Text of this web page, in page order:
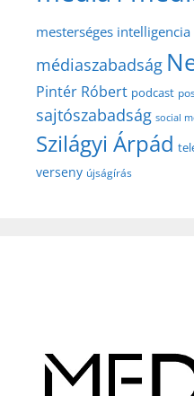
mesterséges intelligencia
médiaszabadság
Pintér Róbert podcast
sajtószabadság social
Szilágyi Árpád
verseny újságírás